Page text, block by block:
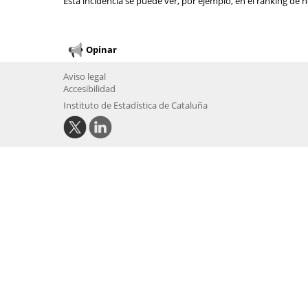
Opinar
Aviso legal
Accesibilidad
Instituto de Estadística de Cataluña